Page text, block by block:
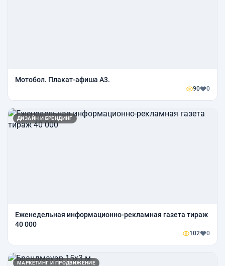
Мотобол. Плакат-афиша А3.
90 0
ДИЗАЙН И БРЕНДИНГ
Еженедельная информационно-рекламная газета тираж
40 000
102 0
МАРКЕТИНГ И ПРОДВИЖЕНИЕ